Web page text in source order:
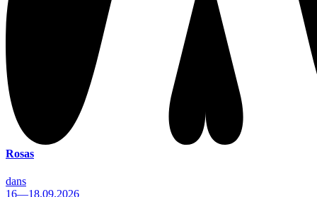
Rosas
dans
16—18.09.2026